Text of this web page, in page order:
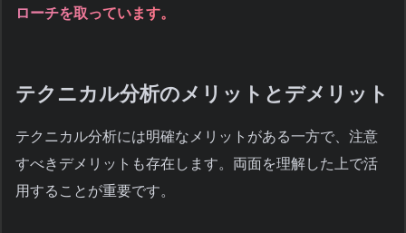
ローチを取っています。
テクニカル分析のメリットとデメリット
テクニカル分析には明確なメリットがある一方で、注意
すべきデメリットも存在します。両面を理解した上で活
用することが重要です。